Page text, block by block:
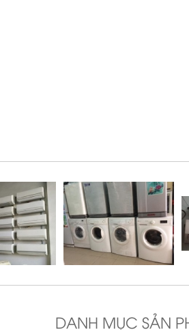
DANH MỤC SẢN